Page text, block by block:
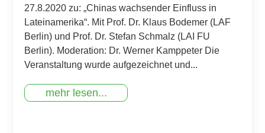
27.8.2020 zu: „Chinas wachsender Einfluss in
Lateinamerika“. Mit Prof. Dr. Klaus Bodemer (LAF
Berlin) und Prof. Dr. Stefan Schmalz (LAI FU
Berlin). Moderation: Dr. Werner Kamppeter Die
Veranstaltung wurde aufgezeichnet und...
mehr lesen...